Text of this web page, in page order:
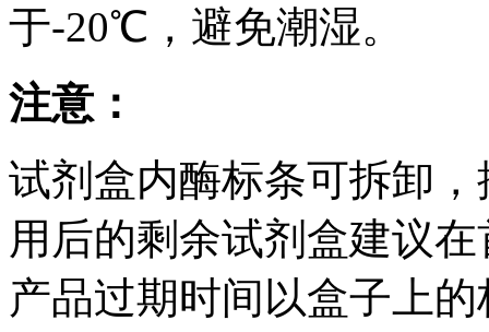
于-20℃，避免潮湿。
注意：
试剂盒内酶标条可拆卸
用后的剩余试剂盒建议
产品过期时间以盒子上